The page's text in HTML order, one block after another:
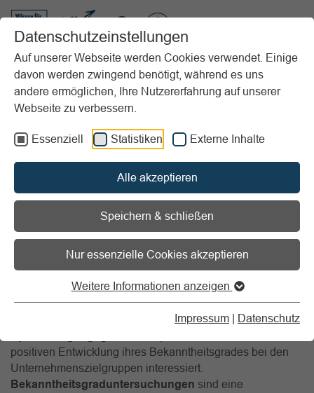
Datenschutzeinstellungen
Auf unserer Webseite werden Cookies verwendet. Einige
davon werden zwingend benötigt, während es uns
andere ermöglichen, Ihre Nutzererfahrung auf unserer
Webseite zu verbessern.
Essenziell Statistiken Externe Inhalte
Alle akzeptieren
Speichern & schließen
Nur essenzielle Cookies akzeptieren
Weitere Informationen anzeigen
Impressum | Datenschutz
Startseite Vereinsmanagement Marketing
Sponsoring
Erfolgskontrolle
Untersuchungen des Bekanntheitsgrades
Vorlesen
Informationen zum Readspeaker öffnen
Untersuchungen des
Bekanntheitsgrades
Entwicklung des
Bekanntheitsgrades von Sponsoren
im Zeitverlauf wird kontrolliert
Bekanntheitsziele stehen im Fokusvieler
positiven Entwicklung ihres Bekanntheitsgrades bei den
Unternehmenszielgruppen interessiert.
Bekanntheitsgraduntersuchungen sind eine